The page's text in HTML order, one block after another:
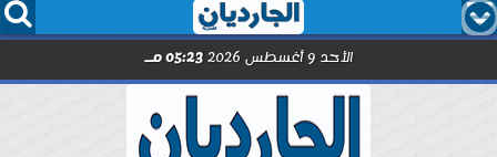
  
الأحد 9 أغسطس 2026 05:23 مـ